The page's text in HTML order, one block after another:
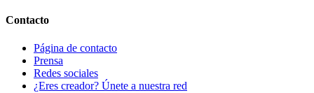
Contacto
Página de contacto
Prensa
Redes sociales
¿Eres creador? Únete a nuestra red